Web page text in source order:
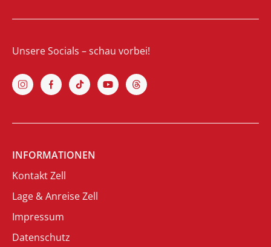
Unsere Socials – schau vorbei!
INFORMATIONEN
Kontakt Zell
Lage & Anreise Zell
Impressum
Datenschutz